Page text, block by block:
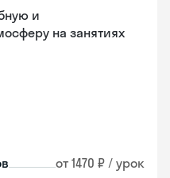
и
на занятиях
от 1470 ₽ / урок